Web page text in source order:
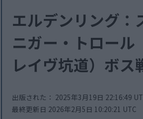
エルデンリング：
ニガー・トロール
レイヴ坑道）ボス
出版された： 2025年3月19日 22:16:49
最終更新日 2026年2月5日 10:20:21 UTC